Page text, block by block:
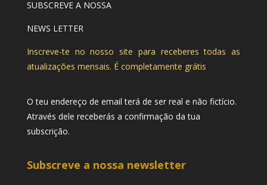
SUBSCREVE A NOSSA
NEWS LETTER
Inscreve-te no nosso site para receberes todas as
atualizações mensais. É completamente grátis
O teu endereço de email terá de ser real e não fictício.
Através dele receberás a confirmação da tua
subscrição.
Subscreve a nossa newsletter